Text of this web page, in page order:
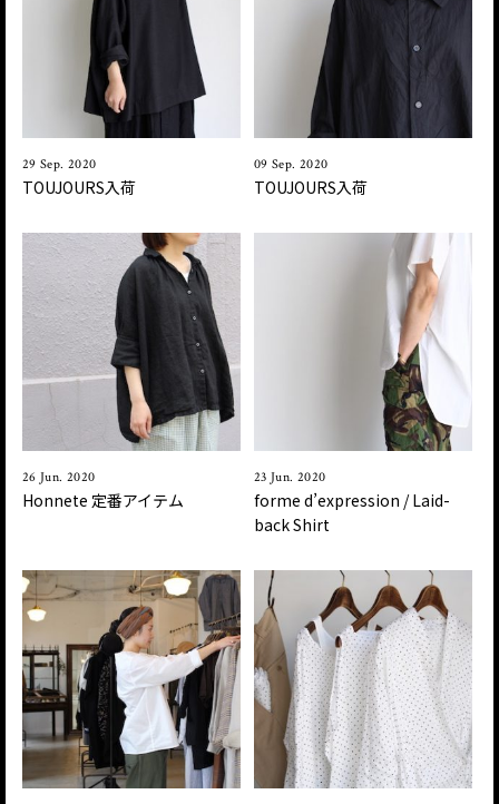
29 Sep. 2020
TOUJOURS入荷
09 Sep. 2020
TOUJOURS入荷
26 Jun. 2020
Honnete 定番アイテム
23 Jun. 2020
forme d’expression / Laid-
back Shirt